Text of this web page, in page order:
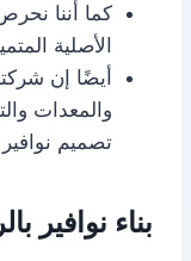
كما أننا
الأصلية
أيضًا إن
والمعدات
تصميم
بناء نوافير